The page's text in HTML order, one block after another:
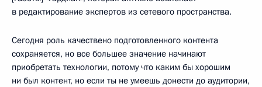
в редактирование экспертов из сетевого пространства.
Сегодня роль качествено подготовленного контента
сохраняется, но все большее значение начинают
приобретать технологии, потому что каким бы хорошим
ни был контент, но если ты не умеешь донести до аудитории,